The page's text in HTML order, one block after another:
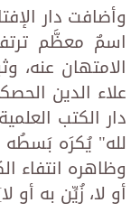
وأضافت دار
اسمٌ معظَّم
الامتهان عنه،
دار الكتب
لله" يُكرَه بَسطُه
وظاهره انتفاء
أو لا، زُيِّن به أو